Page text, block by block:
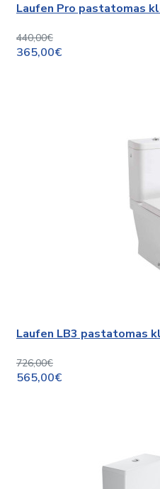
Laufen Pro pastatomas
440,00€
365,00€
Laufen LB3 pastatomas
726,00€
565,00€